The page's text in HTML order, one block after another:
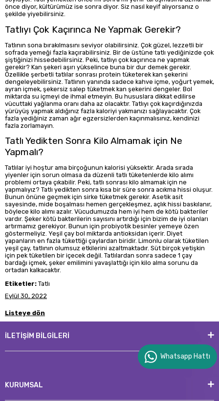
önce diyor, kültürümüz ise sonra diyor. Siz nasıl keyif alıyorsanız o
şekilde yiyebilirsiniz.
Tatlıyı Çok Kaçırınca Ne Yapmak Gerekir?
Tatlının sona bırakılmasını seviyor olabilirsiniz. Çok güzel, lezzetli bir
sofrada yemeği fazla kaçırabilirsiniz. Bir de üstüne tatlı yediğinizde çok
şiştiğinizi hissedebilirsiniz. Peki, tatlıyı çok kaçırınca ne yapmak
gerekir? Kan şekeri aşırı yükselince buna bir dur demek gerekir.
Özellikle şerbetli tatlılar sonrası protein tüketerek kan şekerini
dengeleyebilirsiniz. Tatlının yanında sadece kahve içme, yoğurt yemek,
ayran içmek, şekersiz salep tüketmek kan şekerini dengeler. Bol
miktarda su içmeyi de ihmal etmeyin. Bu hususlara dikkat edilirse
vücuttaki yağlanma oranı daha az olacaktır. Tatlıyı çok kaçırdığınızda
yürüyüş yapmak aldığınız fazla kaloriyi yakmanızı sağlayacaktır. Çok
fazla yediğiniz zaman ağır egzersizlerden kaçınmalısınız, kendinizi
fazla zorlamayın.
Tatlı Yedikten Sonra Kilo Almamak için Ne
Yapmalı?
Tatlılar iyi hoştur ama birçoğunun kalorisi yüksektir. Arada sırada
yiyenler için sorun olmasa da düzenli tatlı tüketenlerde kilo alımı
problemi ortaya çıkabilir. Peki, tatlı sonrası kilo almamak için ne
yapmalıyız? Tatlı yedikten sonra kısa bir süre sonra acıkma hissi oluşur.
Bunun önüne geçmek için sirke tüketmek gerekir. Asetik asit
sayesinde, mide boşalması hemen gerçekleşmez, açlık hissi baskılanır,
böylece kilo alımı azalır. Vücudumuzda hem iyi hem de kötü bakteriler
vardır. Şeker kötü bakterilerin sayısını artırdığı için bizim de iyi olanları
artırmamız gerekiyor. Bunun için probiyotik besinler yemeye özen
göstermeliyiz. Yeşil çay bol miktarda antioksidan içerir. Diyet
yapanların en fazla tükettiği çaylardan biridir. Limonlu olarak tüketilen
yeşil çay, tatlının olumsuz etkilerini azaltmaktadır. Süt birçok yetişkin
için pek tüketilen bir içecek değil. Tatlılardan sonra sadece 1 çay
bardağı içmek, şeker emilimini yavaşlattığı için kilo alma sorunu da
ortadan kalkacaktır.
Etiketler: Tatlı
Eylül 30, 2022
Listeye dön
İLETİŞİM BİLGİLERİ
KURUMSAL
Whatsapp Hattı